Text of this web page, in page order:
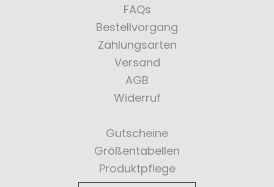
FAQs
Bestellvorgang
Zahlungsarten
Versand
AGB
Widerruf
Gutscheine
Größentabellen
Produktpflege